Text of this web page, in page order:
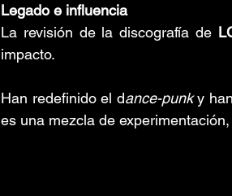
Legado e influencia
La revisión de la discografía de
impacto.
Han redefinido el dance-punk y
es una mezcla de